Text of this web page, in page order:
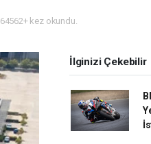
64562+ kez okundu.
İlginizi Çekebilir